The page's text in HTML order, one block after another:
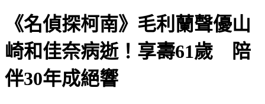
《名偵探柯南》毛利蘭聲優山
崎和佳奈病逝！享壽61歲 陪
伴30年成絕響